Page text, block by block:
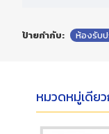
ป้ายกำกับ: ห้องรับป
หมวดหมู่เดีย